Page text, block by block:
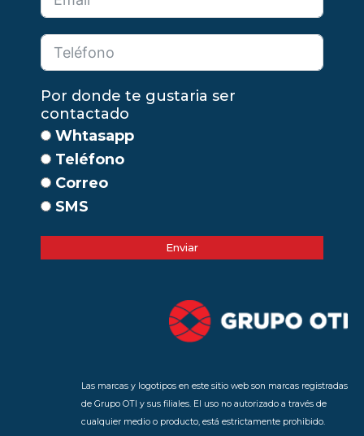
Por donde te gustaria ser
contactado
Whtasapp
Teléfono
Correo
SMS
Enviar
Las marcas y logotipos en este sitio web son marcas registradas
de Grupo OTI y sus filiales. El uso no autorizado a través de
cualquier medio o producto, está estrictamente prohibido.